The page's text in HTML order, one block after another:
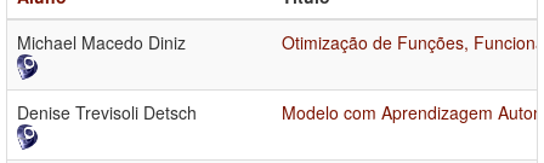
Michael Macedo Diniz
Otimização de Funções,
Denise Trevisoli Detsch Modelo com Aprendizagem